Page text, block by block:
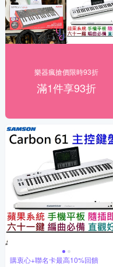
樂器瘋搶價限時93折
滿1件享93折
購衷心+聯名卡最高10%回饋